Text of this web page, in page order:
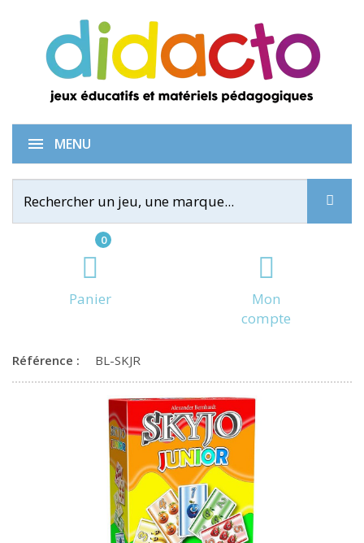
0
Panier
Mon
compte
MENU
Skyjo Junior
Référence : BL-SKJR